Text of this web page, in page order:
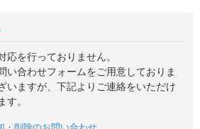
応を行っておりません。
い合わせフォームをご用意しておりま
いますが、下記よりご連絡をいただけ
す。